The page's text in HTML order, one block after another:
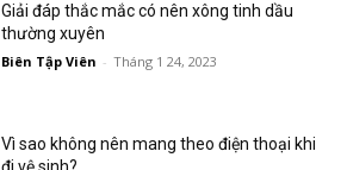
Giải đáp thắc mắc có nên xông tinh dầu
thường xuyên
Biên Tập Viên - Tháng 1 24, 2023
Vì sao không nên mang theo điện thoại khi